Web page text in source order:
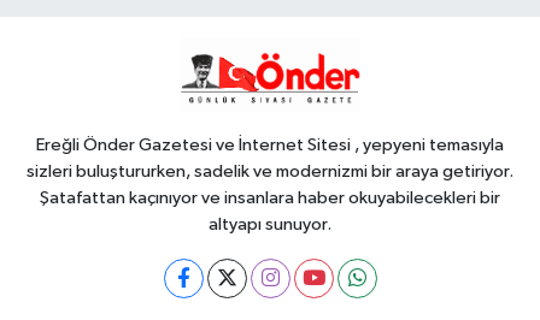
18:49
açıklandı... Alımlar 24 Ağustos'ta
Ereğli Önder Gazetesi ve İnternet Sitesi , yepyeni temasıyla
sizleri buluştururken, sadelik ve modernizmi bir araya getiriyor.
Şatafattan kaçınıyor ve insanlara haber okuyabilecekleri bir
altyapı sunuyor.